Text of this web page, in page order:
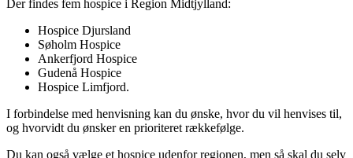
Der findes fem hospice i Region Midtjylland:
Hospice Djursland
Søholm Hospice
Ankerfjord Hospice
Gudenå Hospice
Hospice Limfjord.
I forbindelse med henvisning kan du ønske, hvor du vil henvises til,
og hvorvidt du ønsker en prioriteret rækkefølge.
Du kan også vælge et hospice udenfor regionen, men så skal du selv